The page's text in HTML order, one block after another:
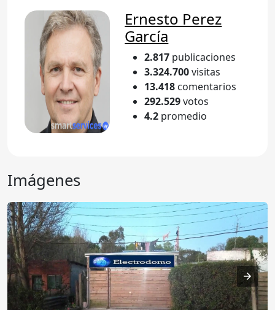
Ernesto Perez
García
2.817 publicaciones
3.324.700visitas
13.418 comentarios
292.529votos
4.2 promedio
Imágenes